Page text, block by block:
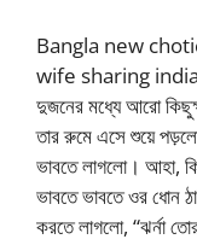
Bangla new
wife sharing
দুজনের মধ্যে আরো
তার রুমে এসে শুয়ে
ভাবতে লাগলো। আহা,
ভাবতে ভাবতে ওর ধোন
করতে লাগলো, “ঝর্না